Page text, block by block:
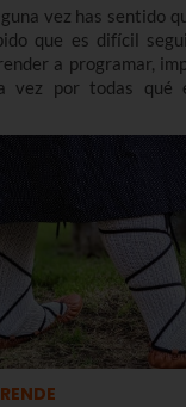
vez has sentido
que es difícil
a programar,
vez por todas qué
competencias en